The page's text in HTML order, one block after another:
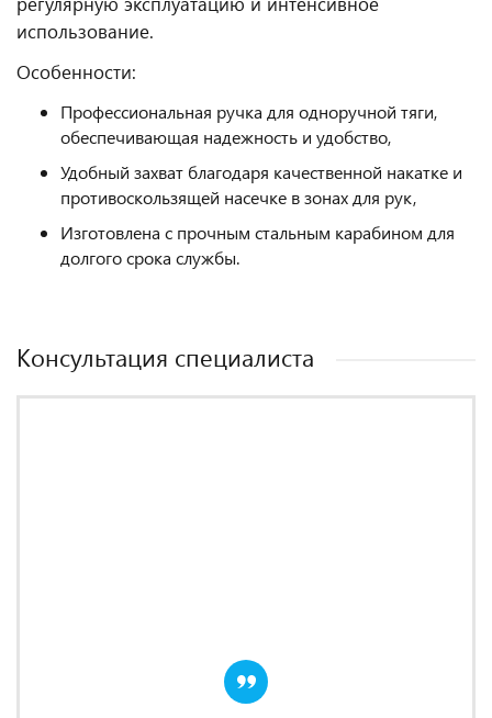
использование.
Особенности:
Профессиональная ручка для одноручной тяги,
обеспечивающая надежность и удобство,
Удобный захват благодаря качественной накатке и
противоскользящей насечке в зонах для рук,
Изготовлена с прочным стальным карабином для
долгого срока службы.
Консультация специалиста